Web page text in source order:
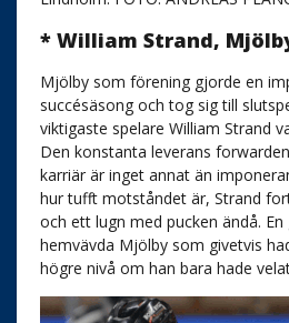
* William Strand,
Mjölby som förening gjorde en
succésäsong och tog sig till
viktigaste spelare William Strand
Den konstanta leverans
karriär är inget annat än
hur tufft motståndet är, Strand
och ett lugn med pucken ändå.
hemvävda Mjölby som givetvis
högre nivå om han bara hade